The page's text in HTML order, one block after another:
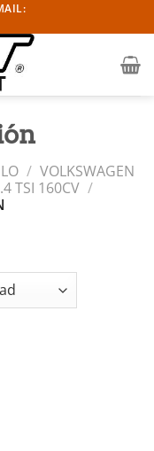
/ VOLKSWAGEN
TSI 160CV /